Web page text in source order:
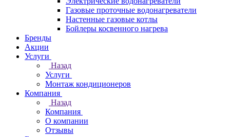
Газовые проточные водонагреватели
Настенные газовые котлы
Бойлеры косвенного нагрева
Бренды
Акции
Услуги
Назад
Услуги
Монтаж кондиционеров
Компания
Назад
Компания
О компании
Отзывы